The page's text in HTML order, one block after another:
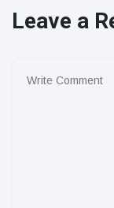
Leave a